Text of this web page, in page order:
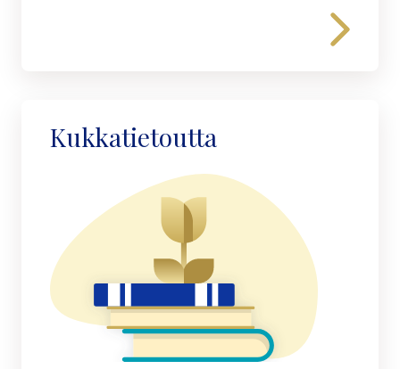
Kukkatietoutta